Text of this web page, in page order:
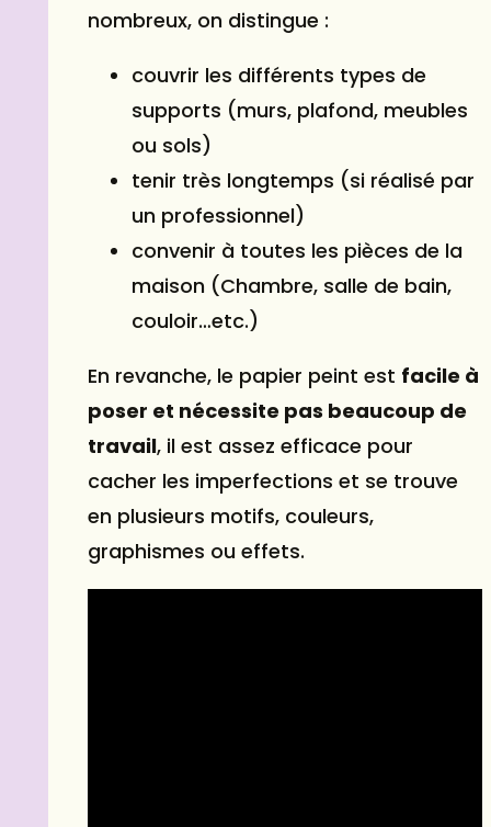
nombreux, on distingue :
couvrir les différents types de
supports (murs, plafond, meubles
ou sols)
tenir très longtemps (si réalisé par
un professionnel)
convenir à toutes les pièces de la
maison (Chambre, salle de bain,
couloir…etc.)
En revanche, le papier peint est facile à
poser et nécessite pas beaucoup de
travail, il est assez efficace pour
cacher les imperfections et se trouve
en plusieurs motifs, couleurs,
graphismes ou effets.